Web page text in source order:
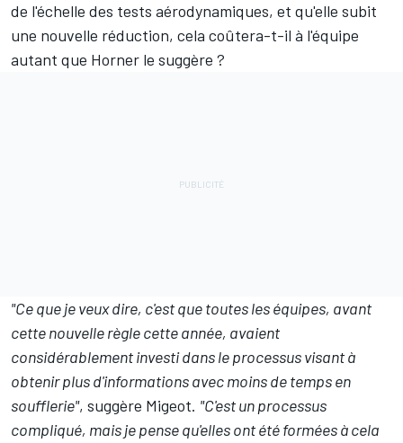
de l'échelle des tests aérodynamiques, et qu'elle subit
une nouvelle réduction, cela coûtera-t-il à l'équipe
autant que Horner le suggère ?
"Ce que je veux dire, c'est que toutes les équipes, avant
cette nouvelle règle cette année, avaient
considérablement investi dans le processus visant à
obtenir plus d'informations avec moins de temps en
soufflerie", suggère Migeot. "C'est un processus
compliqué, mais je pense qu'elles ont été formées à cela